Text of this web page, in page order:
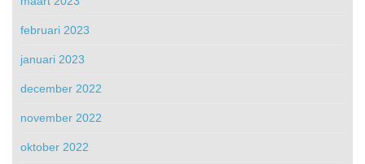
februari 2023
januari 2023
december 2022
november 2022
oktober 2022